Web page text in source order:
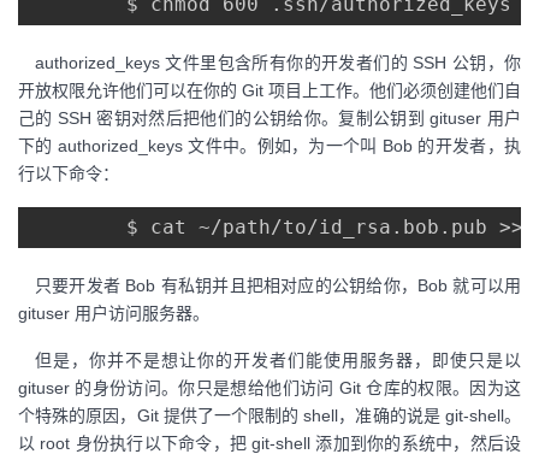
authorized_keys 文件里包含所有你的开发者们的 SSH 公钥，你
开放权限允许他们可以在你的 Git 项目上工作。他们必须创建他们自
己的 SSH 密钥对然后把他们的公钥给你。复制公钥到 gituser 用户
下的 authorized_keys 文件中。例如，为一个叫 Bob 的开发者，执
行以下命令：
只要开发者 Bob 有私钥并且把相对应的公钥给你，Bob 就可以用
gituser 用户访问服务器。
但是，你并不是想让你的开发者们能使用服务器，即使只是以
gituser 的身份访问。你只是想给他们访问 Git 仓库的权限。因为这
个特殊的原因，Git 提供了一个限制的 shell，准确的说是 git-shell。
以 root 身份执行以下命令，把 git-shell 添加到你的系统中，然后设